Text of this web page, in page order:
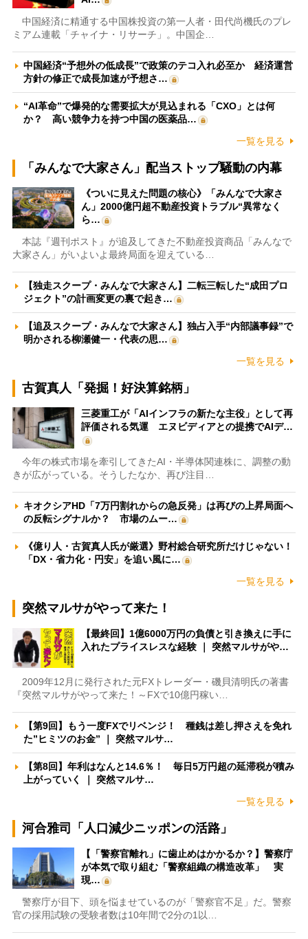
中国経済に精通する中国株投資の第一人者・田代尚機氏のプレ
ミアム連載「チャイナ・リサーチ」。中国企…
中国経済“予想外の低成長”で政策のテコ入れ必至か 経済運営
方針の修正で成長加速が予想さ…
“AI革命”で爆発的な需要拡大が見込まれる「CXO」とは何
か？ 高い競争力を持つ中国の医薬品…
一覧を見る
「みんなで大家さん」配当ストップ騒動の内幕
《ついに見えた問題の核心》「みんなで大家さ
ん」2000億円超不動産投資トラブル“異常なく
ら…
本誌『週刊ポスト』が追及してきた不動産投資商品「みんなで
大家さん」がいよいよ最終局面を迎えている…
【独走スクープ・みんなで大家さん】二転三転した“成田プロ
ジェクト”の計画変更の裏で起き…
【追及スクープ・みんなで大家さん】独占入手“内部議事録”で
明かされる柳瀬健一・代表の思…
一覧を見る
古賀真人「発掘！好決算銘柄」
三菱重工が「AIインフラの新たな主役」として再
評価される気運 エヌビディアとの提携でAIデ…
今年の株式市場を牽引してきたAI・半導体関連株に、調整の動
きが広がっている。そうしたなか、再び注目…
キオクシアHD「7万円割れからの急反発」は再びの上昇局面へ
の反転シグナルか？ 市場のムー…
《億り人・古賀真人氏が厳選》野村総合研究所だけじゃない！
「DX・省力化・円安」を追い風に…
一覧を見る
突然マルサがやって来た！
【最終回】1億6000万円の負債と引き換えに手に
入れたプライスレスな経験 ｜ 突然マルサがや…
2009年12月に発行された元FXトレーダー・磯貝清明氏の著書
『突然マルサがやって来た！～FXで10億円稼い…
【第9回】もう一度FXでリベンジ！ 種銭は差し押さえを免れ
た”ヒミツのお金” ｜ 突然マルサ…
【第8回】年利はなんと14.6％！ 毎日5万円超の延滞税が積み
上がっていく ｜ 突然マルサ…
一覧を見る
河合雅司「人口減少ニッポンの活路」
【「警察官離れ」に歯止めはかかるか？】警察庁
が本気で取り組む「警察組織の構造改革」 実
現…
警察庁が目下、頭を悩ませているのが「警察官不足」だ。警察
官の採用試験の受験者数は10年間で2分の1以…